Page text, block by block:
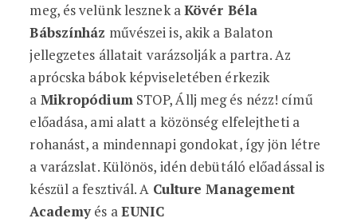
meg, és velünk lesznek aKövér Béla
Bábszínház művészei is, akik a Balaton
jellegzetes állatait varázsolják a partra. Az
aprócska bábok képviseletében érkezik
a MikropódiumSTOP, Állj meg és nézz! című
előadása, ami alatt a közönség elfelejtheti a
rohanást, a mindennapi gondokat, így jön létre
a varázslat. Különös, idén debütáló előadással is
készül a fesztivál. A Culture Management
Academyés aEUNIC